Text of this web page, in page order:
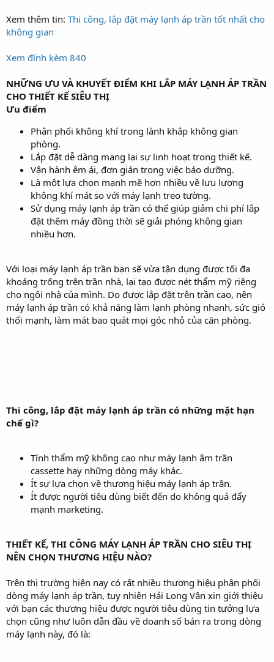
Xem thêm tin: Thi công, lắp đặt máy lạnh áp trần tốt nhất cho
không gian
Xem đính kèm 840
NHỮNG ƯU VÀ KHUYẾT ĐIỂM KHI LẮP MÁY LẠNH ÁP TRẦN
CHO THIẾT KẾ SIÊU THỊ
Ưu điểm
Phân phối không khí trong lành khắp không gian
phòng.
Lắp đặt dễ dàng mang lại sự linh hoạt trong thiết kế.
Vận hành êm ái, đơn giản trong việc bảo dưỡng.
Là một lựa chọn mạnh mẽ hơn nhiều về lưu lượng
không khí mát so với máy lạnh treo tường.
Sử dụng máy lạnh áp trần có thể giúp giảm chi phí lắp
đặt thêm máy đồng thời sẽ giải phóng không gian
nhiều hơn.
Với loại máy lạnh áp trần bạn sẽ vừa tận dụng được tối đa
khoảng trống trên trần nhà, lại tạo được nét thẩm mỹ riêng
cho ngôi nhà của mình. Do được lắp đặt trên trần cao, nên
máy lạnh áp trần có khả năng làm lạnh phòng nhanh, sức gió
thổi mạnh, làm mát bao quát mọi góc nhỏ của căn phòng.
Thi công, lắp đặt máy lạnh áp trần có những mặt hạn
chế gì?
Tính thẩm mỹ không cao như máy lạnh âm trần
cassette hay những dòng máy khác.
Ít sự lựa chọn về thương hiệu máy lạnh áp trần.
Ít được người tiêu dùng biết đến do không quá đẩy
mạnh marketing.
THIẾT KẾ, THI CÔNG MÁY LẠNH ÁP TRẦN CHO SIÊU THỊ
NÊN CHỌN THƯƠNG HIỆU NÀO?
Trên thị trường hiện nay có rất nhiều thương hiệu phân phối
dòng máy lạnh áp trần, tuy nhiên Hải Long Vân xin giới thiệu
với bạn các thương hiệu được người tiêu dùng tin tưởng lựa
chọn cũng như luôn dẫn đầu về doanh số bán ra trong dòng
máy lạnh này, đó là: